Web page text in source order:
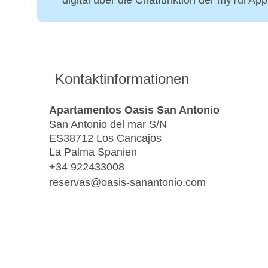
Kontaktinformationen
Apartamentos Oasis San Antonio
San Antonio del mar S/N
ES38712 Los Cancajos
La Palma Spanien
+34 922433008
reservas@oasis-sanantonio.com